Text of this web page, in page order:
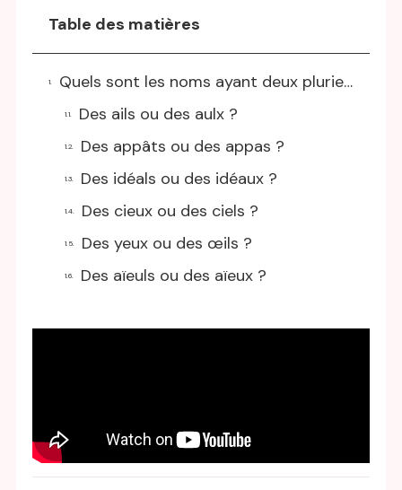
Table des matières
Quels sont les noms ayant deux pluriels différents et quelle est la différence entre les deux ?
Des ails ou des aulx ?
Des appâts ou des appas ?
Des idéals ou des idéaux ?
Des cieux ou des ciels ?
Des yeux ou des œils ?
Des aïeuls ou des aïeux ?